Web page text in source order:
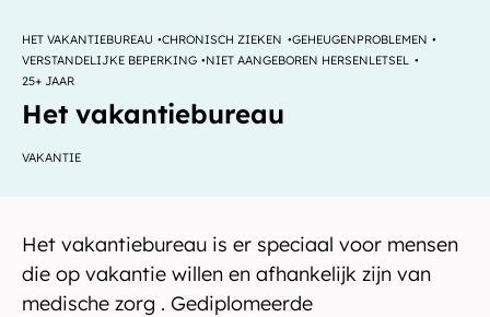
HET VAKANTIEBUREAU CHRONISCH ZIEKEN
GEHEUGENPROBLEMEN
VERSTANDELIJKE BEPERKING
NIET AANGEBOREN HERSENLETSEL
25+ JAAR
Het vakantiebureau
VAKANTIE
Het vakantiebureau is er speciaal voor mensen
die op vakantie willen en afhankelijk zijn van
medische zorg . Gediplomeerde